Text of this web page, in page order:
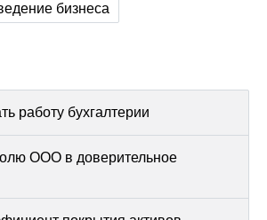
бизнеса
работу бухгалтерии
ООО в доверительное